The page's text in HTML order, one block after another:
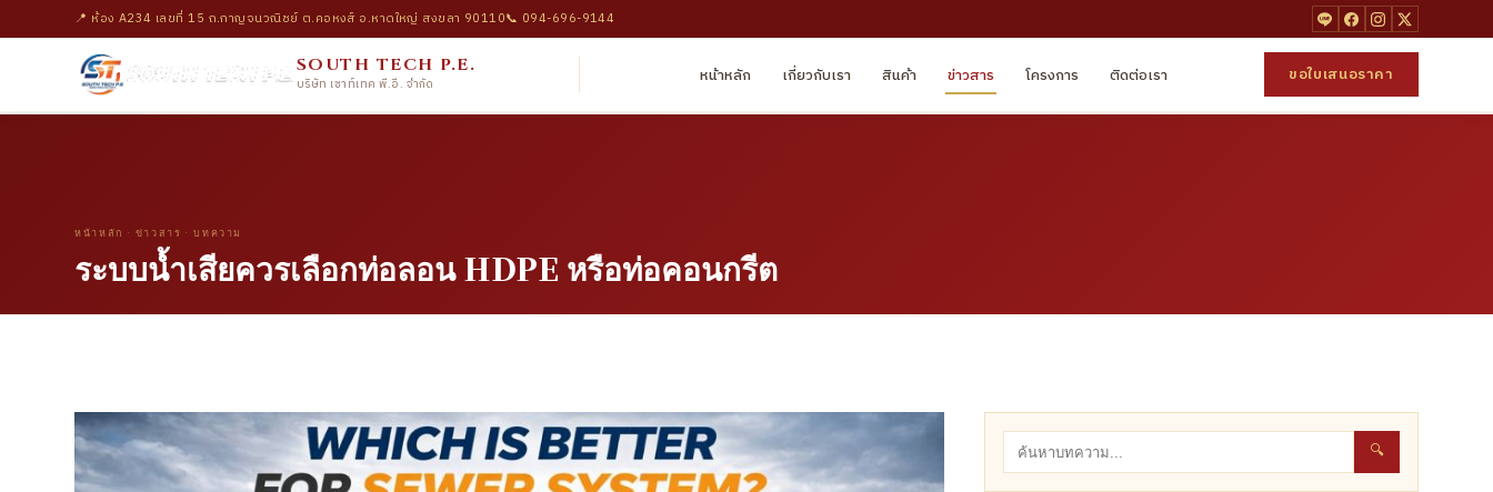
📍 ห้อง A234 เลขที่ 15 ถ.กาญจนวณิชย์ ต.คอหงส์ อ.หาดใหญ่ สงขลา 90110📞 094-696-9144
SOUTH TECH P.E.
บริษัท เซาท์เทค พี.อี. จำกัด หน้าหลัก เกี่ยวกับเรา สินค้า ข่าวสาร โครงการ ติดต่อเรา ขอใบเสนอราคา
หน้าหลัก · ข่าวสาร · บทความ
ระบบน้ำเสียควรเลือกท่อลอน HDPE หรือท่อคอนกรีต
🔍